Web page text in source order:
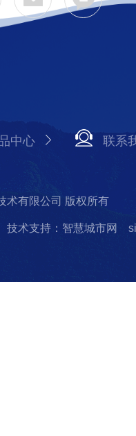
中心 联系
术有限公司 版权所有
技术支持：智慧城市网